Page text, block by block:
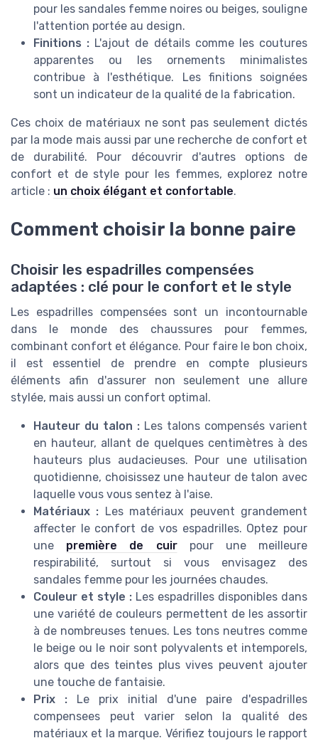
pour les sandales femme noires ou beiges, souligne
l'attention portée au design.
Finitions : L'ajout de détails comme les coutures
apparentes ou les ornements minimalistes
contribue à l'esthétique. Les finitions soignées
sont un indicateur de la qualité de la fabrication.
Ces choix de matériaux ne sont pas seulement dictés
par la mode mais aussi par une recherche de confort et
de durabilité. Pour découvrir d'autres options de
confort et de style pour les femmes, explorez notre
article : un choix élégant et confortable.
Comment choisir la bonne paire
Choisir les espadrilles compensées
adaptées : clé pour le confort et le style
Les espadrilles compensées sont un incontournable
dans le monde des chaussures pour femmes,
combinant confort et élégance. Pour faire le bon choix,
il est essentiel de prendre en compte plusieurs
éléments afin d'assurer non seulement une allure
stylée, mais aussi un confort optimal.
Hauteur du talon : Les talons compensés varient
en hauteur, allant de quelques centimètres à des
hauteurs plus audacieuses. Pour une utilisation
quotidienne, choisissez une hauteur de talon avec
laquelle vous vous sentez à l'aise.
Matériaux : Les matériaux peuvent grandement
affecter le confort de vos espadrilles. Optez pour
une première de cuirpour une meilleure
respirabilité, surtout si vous envisagez des
sandales femme pour les journées chaudes.
Couleur et style : Les espadrilles disponibles dans
une variété de couleurs permettent de les assortir
à de nombreuses tenues. Les tons neutres comme
le beige ou le noir sont polyvalents et intemporels,
alors que des teintes plus vives peuvent ajouter
une touche de fantaisie.
Prix : Le prix initial d'une paire d'espadrilles
compensees peut varier selon la qualité des
matériaux et la marque. Vérifiez toujours le rapport